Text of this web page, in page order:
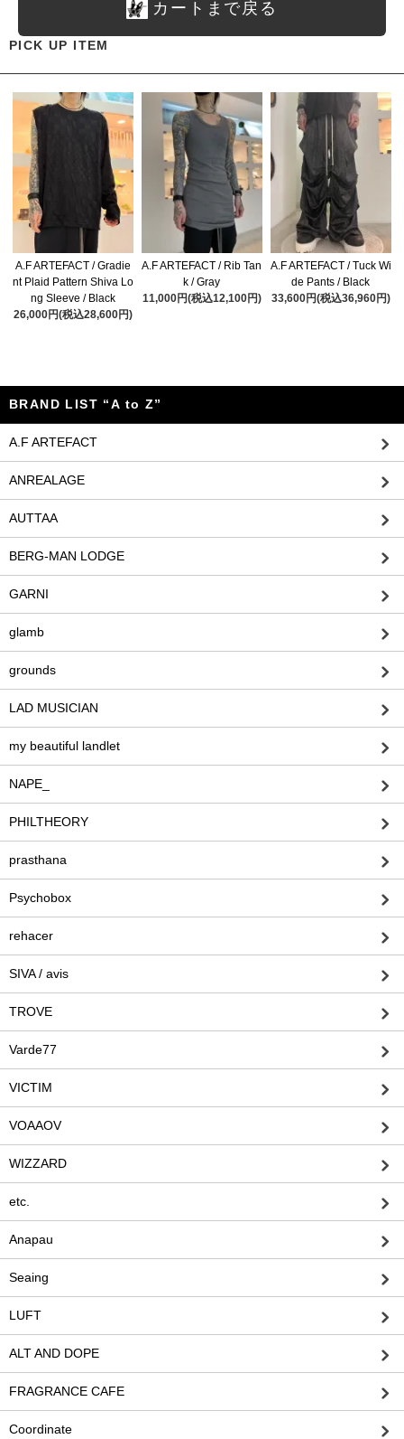
カートまで戻る
PICK UP ITEM
A.F ARTEFACT / Gradie
nt Plaid Pattern Shiva Lo
ng Sleeve / Black
26,000円(税込28,600円)
A.F ARTEFACT / Rib Tan
k / Gray
11,000円(税込12,100円)
A.F ARTEFACT / Tuck Wi
de Pants / Black
33,600円(税込36,960円)
BRAND LIST “A to Z”
A.F ARTEFACT
ANREALAGE
AUTTAA
BERG-MAN LODGE
GARNI
glamb
grounds
LAD MUSICIAN
my beautiful landlet
NAPE_
PHILTHEORY
prasthana
Psychobox
rehacer
SIVA / avis
TROVE
Varde77
VICTIM
VOAAOV
WIZZARD
etc.
Anapau
Seaing
LUFT
ALT AND DOPE
FRAGRANCE CAFE
Coordinate